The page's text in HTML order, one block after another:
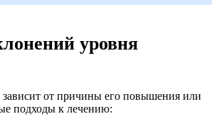
уровня
зависит от причины его повышения или
подходы к лечению: